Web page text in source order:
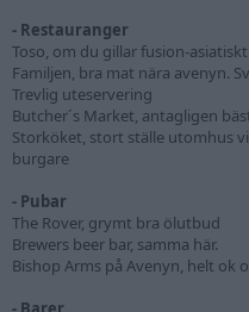
- Restauranger
Toso, om du gillar fusion-asiatiskt
Familjen, bra mat nära avenyn.
Trevlig uteservering
Butcher´s Market, antagligen
Storköket, stort ställe utomhus
burgare
- Pubar
The Rover, grymt bra ölutbud
Brewers beer bar, samma här.
Bishop Arms på Avenyn, helt ok